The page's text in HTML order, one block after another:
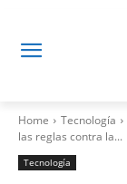
Home Tecnología
las reglas contra la...
Tecnología